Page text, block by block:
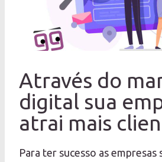
Através do
digital sua
atrai mais
Para ter sucesso as